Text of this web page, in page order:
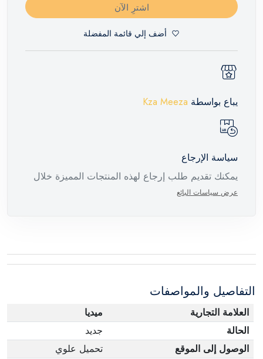
اشترِ الآن
أضف إلي قائمة المفضلة
يباع بواسطة Kza Meeza
سياسة الإرجاع
يمكنك تقديم طلب إرجاع لهذه المنتجات المميزة خلال
عبوته الأصلية. لاحظ أنه لا يمكن إرجاع المنتجات
وفي عبواتها الأصلية.
عرض سياسات البائع
التفاصيل والمواصفات
العلامة التجارية
ميديا
الحالة
جديد
الوصول إلى الموقع
تحميل علوي